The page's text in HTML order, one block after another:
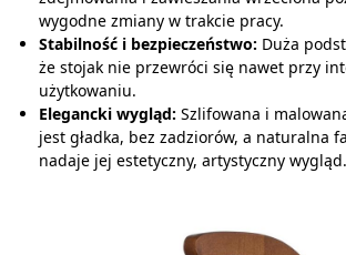
wygodne zmiany w trakcie pracy.
Stabilność i bezpieczeństwo: Duża
że stojak nie przewróci się nawet przy
użytkowaniu.
Elegancki wygląd: Szlifowana i
jest gładka, bez zadziorów, a naturalna
nadaje jej estetyczny, artystyczny wygląd.